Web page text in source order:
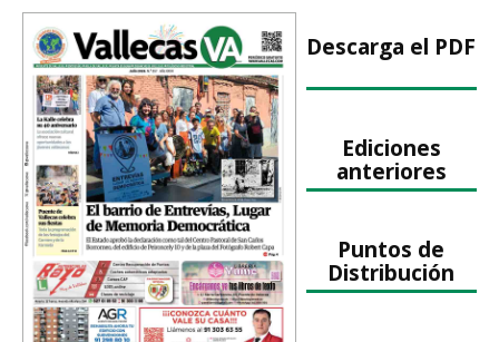
Descarga el PDF
Ediciones
anteriores
Puntos de
Distribución